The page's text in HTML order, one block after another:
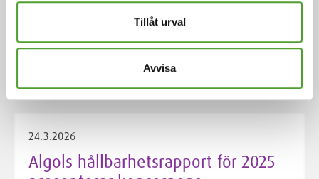
Tillåt urval
Avvisa
Algol Chemicals tar över
distributionen för THOR UK i Finland
och Baltikum
24.3.2026
Algols hållbarhetsrapport för 2025